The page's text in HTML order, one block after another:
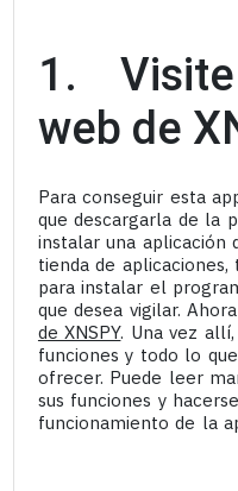
1. Visite
web de
Para conseguir esta
que descargarla de la
instalar una aplicación
tienda de
para instalar el
que desea vigilar.
de XNSPY. Una vez
funciones y todo lo
ofrecer. Puede leer
sus funciones y
funcionamiento de la